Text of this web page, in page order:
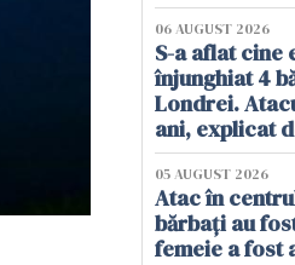
06 AUGUST 2026
S-a aflat cine
înjunghiat 4
Londrei.
ani, explicat
05 AUGUST 2026
Atac în
bărbați au
femeie a fost